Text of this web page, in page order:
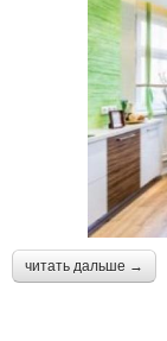
читать дальше →